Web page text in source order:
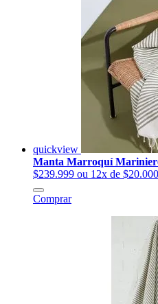
quickview
Manta Marroquí
$239.999 ou 12x de
Comprar